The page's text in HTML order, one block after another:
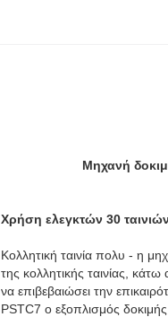
Μηχανή
Χρήση ελεγκτών 30
Κολλητική ταινία πολυ - η
της κολλητικής ταινίας,
να επιβεβαιώσει την
PSTC7 ο εξοπλισμός δοκιμής